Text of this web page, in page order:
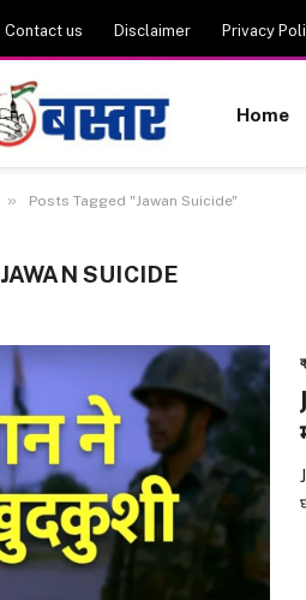
Contact us Disclaimer Privacy
Home
» Posts Tagged "Jawan Suicide"
JAWAN SUICIDE